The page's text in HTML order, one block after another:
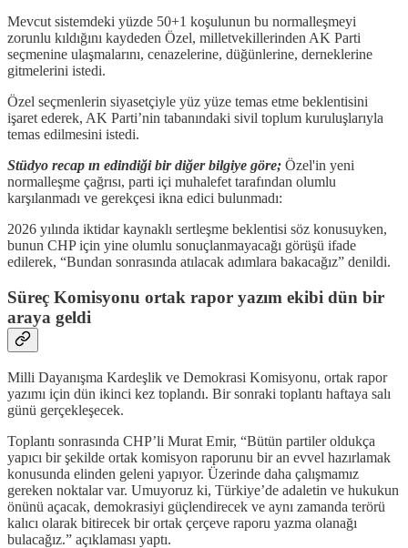
Mevcut sistemdeki yüzde 50+1 koşulunun bu normalleşmeyi
zorunlu kıldığını kaydeden Özel, milletvekillerinden AK Parti
seçmenine ulaşmalarını, cenazelerine, düğünlerine, derneklerine
gitmelerini istedi.
Özel seçmenlerin siyasetçiyle yüz yüze temas etme beklentisini
işaret ederek, AK Parti’nin tabanındaki sivil toplum kuruluşlarıyla
temas edilmesini istedi.
Stüdyo recap ın edindiği bir diğer bilgiye göre; Özel'in yeni
normalleşme çağrısı, parti içi muhalefet tarafından olumlu
karşılanmadı ve gerekçesi ikna edici bulunmadı:
2026 yılında iktidar kaynaklı sertleşme beklentisi söz konusuyken,
bunun CHP için yine olumlu sonuçlanmayacağı görüşü ifade
edilerek, “Bundan sonrasında atılacak adımlara bakacağız” denildi.
Süreç Komisyonu ortak rapor yazım ekibi dün bir
araya geldi
Milli Dayanışma Kardeşlik ve Demokrasi Komisyonu, ortak rapor
yazımı için dün ikinci kez toplandı. Bir sonraki toplantı haftaya salı
günü gerçekleşecek.
Toplantı sonrasında CHP’li Murat Emir, “Bütün partiler oldukça
yapıcı bir şekilde ortak komisyon raporunu bir an evvel hazırlamak
konusunda elinden geleni yapıyor. Üzerinde daha çalışmamız
gereken noktalar var. Umuyoruz ki, Türkiye’de adaletin ve hukukun
önünü açacak, demokrasiyi güçlendirecek ve aynı zamanda terörü
kalıcı olarak bitirecek bir ortak çerçeve raporu yazma olanağı
bulacağız.” açıklaması yaptı.